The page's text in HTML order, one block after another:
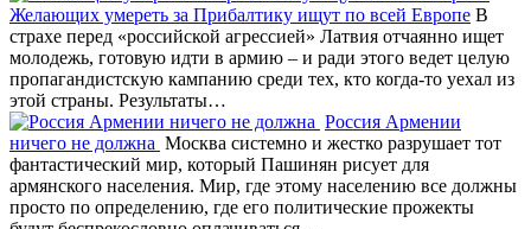
Желающих умереть за Прибалтику ищут по всей Европе В
страхе перед «российской агрессией» Латвия отчаянно ищет
молодежь, готовую идти в армию – и ради этого ведет целую
пропагандистскую кампанию среди тех, кто когда-то уехал из
этой страны. Результаты…
Россия Армении
ничего не должна Москва системно и жестко разрушает тот
фантастический мир, который Пашинян рисует для
армянского населения. Мир, где этому населению все должны
просто по определению, где его политические прожекты